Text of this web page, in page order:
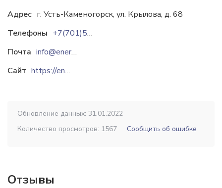
Адрес г. Усть-Каменогорск, ул. Крылова, д. 68
Телефоны
+7(701)501-83-95
Почта
info@energotech.kz
Сайт
https://energotech.kz
Обновление данных: 31.01.2022
Количество просмотров: 1567
Сообщить об ошибке
Отзывы